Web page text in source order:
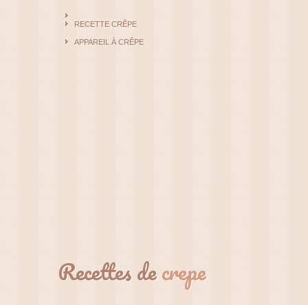
RECETTE CRÊPE
APPAREIL À CRÊPE
Recettes decrepe